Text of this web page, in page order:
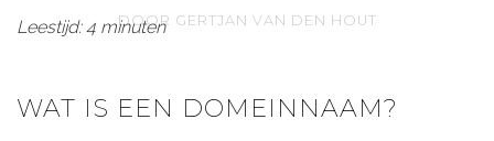
DOOR GERTJAN VAN DEN HOUT
Leestijd: 4 minuten
WAT IS EEN DOMEINNAAM?